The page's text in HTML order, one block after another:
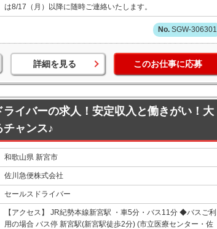
は8/17（月）以降に随時ご連絡いたします。
SGW-306301
詳細を見る このお仕事に応募
バーの求人！安定収入と働きがい！大
ャンス♪
和歌山県 新宮市
佐川急便株式会社
セールスドライバー
【アクセス】 JR紀勢本線新宮駅 ・車5分・バス11分 ◆バスご利
用の場合 バス停 新宮駅(新宮駅徒歩2分) (市立医療センター・佐